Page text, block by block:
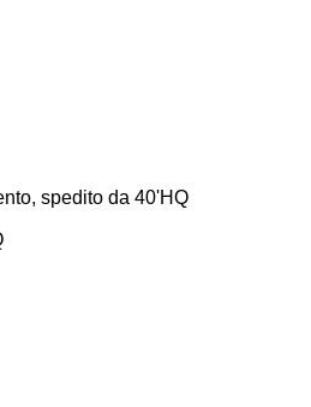
spedito da 40'HQ